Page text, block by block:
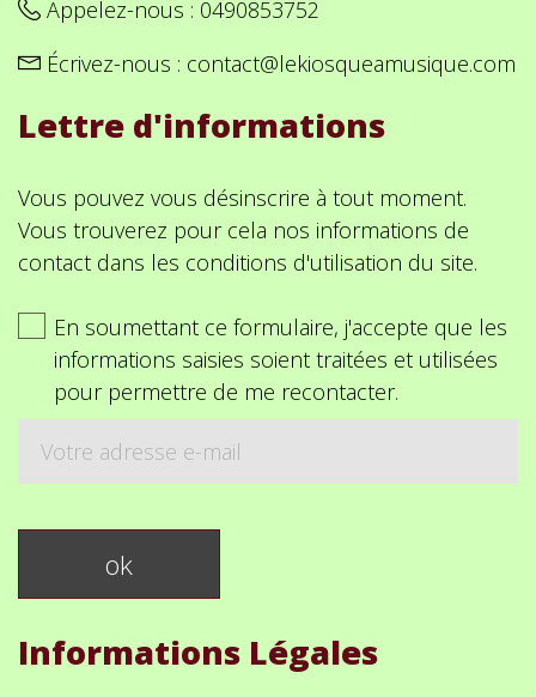
Appelez-nous : 0490853752
Écrivez-nous : contact@lekiosqueamusique.com
Lettre d'informations
Vous pouvez vous désinscrire à tout moment.
Vous trouverez pour cela nos informations de
contact dans les conditions d'utilisation du site.
En soumettant ce formulaire, j'accepte que les
informations saisies soient traitées et utilisées
pour permettre de me recontacter.
Informations Légales